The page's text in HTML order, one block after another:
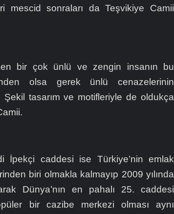
mescid sonraları da Teşvikiye Camii
bir çok ünlü ve zengin insanın bu
olsa gerek ünlü cenazelerinin
Şekil tasarım ve motifleriyle de oldukça
İpekçi caddesi ise Türkiye’nin emlak
biri olmakla kalmayıp 2009 yılında
Dünya’nın en pahalı 25. caddesi
bir cazibe merkezi olması aynı